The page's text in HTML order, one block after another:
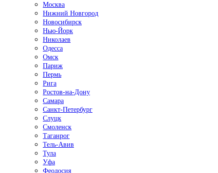
Москва
Нижний Новгород
Новосибирск
Нью-Йорк
Николаев
Одесса
Омск
Париж
Пермь
Рига
Ростов-на-Дону
Самара
Санкт-Петербург
Слуцк
Смоленск
Таганрог
Тель-Авив
Тула
Уфа
Феодосия